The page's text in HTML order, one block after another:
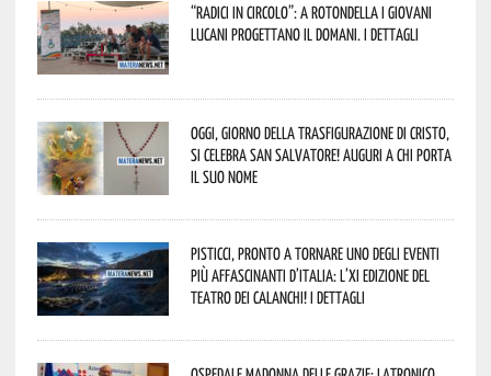
“Radici in Circolo”: a Rotondella i giovani
lucani progettano il domani. I dettagli
Oggi, giorno della Trasfigurazione di Cristo,
si celebra San Salvatore! Auguri a chi porta
il suo nome
Pisticci, pronto a tornare uno degli eventi
più affascinanti d’Italia: l’XI edizione del
Teatro dei Calanchi! I dettagli